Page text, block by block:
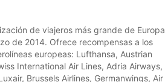
de viajeros más grande de Europa
de 2014. Ofrece recompensas a los
europeas: Lufthansa, Austrian
International Air Lines, Adria Airways,
Brussels Airlines, Germanwings, Air